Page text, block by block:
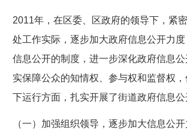
2011年，在区委、区政府的领导下，紧
处工作实际，逐步加大政府信息公开力
信息公开的制度，进一步深化政府信息
实保障公众的知情权、参与权和监督权
下运行方面，扎实开展了街道政府信息公
（一）加强组织领导，逐步加大信息公开